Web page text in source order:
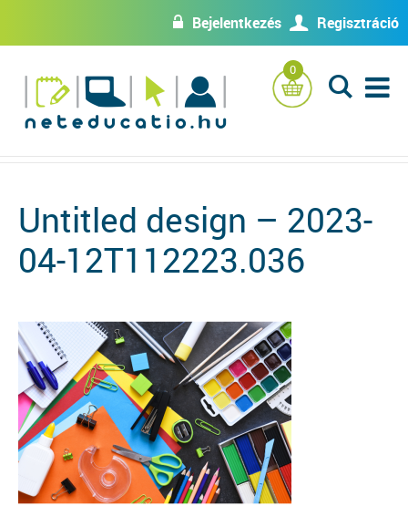
w Bejelentkezés U Regisztráció
0
L
Untitled design – 2023-
04-12T112223.036